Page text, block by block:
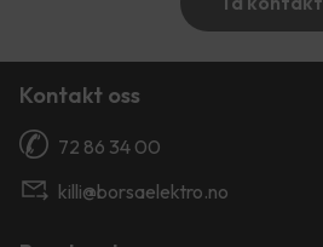
Kontakt oss
72 86 34 00
killi@borsaelektro.no